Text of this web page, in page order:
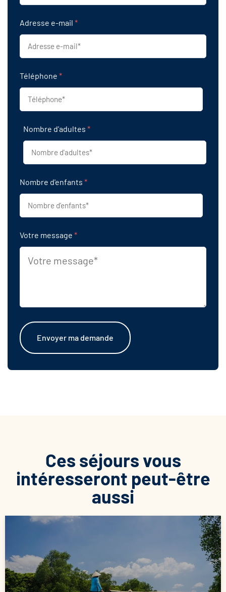
Adresse e-mail *
Téléphone *
Nombre d'adultes *
Nombre d'enfants *
Votre message *
Envoyer ma demande
Ces séjours vous
intéresseront peut-être
aussi